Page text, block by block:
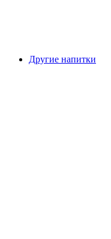
Другие напитки